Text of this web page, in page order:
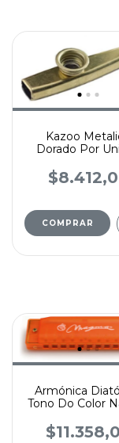
Kazoo
Dorado Por
Viento
Armónica
Tono Do Color
Tono C